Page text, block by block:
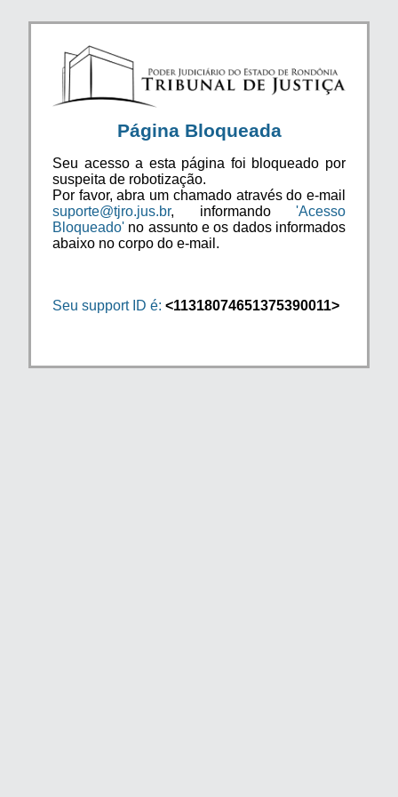
Página Bloqueada
Seu acesso a esta página foi bloqueado por
suspeita de robotização.
Por favor, abra um chamado através do e-mail
suporte@tjro.jus.br, informando 'Acesso
Bloqueado' no assunto e os dados informados
abaixo no corpo do e-mail.
Seu support ID é: <11318074651375390011>